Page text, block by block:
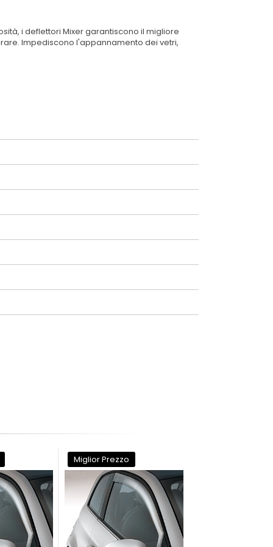
i deflettori Mixer garantiscono il migliore
Impediscono l'appannamento dei vetri,
Miglior Prezzo